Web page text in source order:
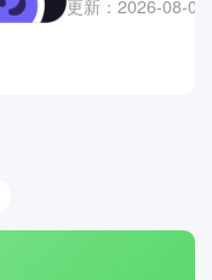
更新：2026-08-08